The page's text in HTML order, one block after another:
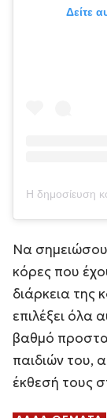
Δείτε
Να
κόρες που
διάρκεια της
επιλέξει όλα
βαθμό
παιδιών του,
έκθεσή τους